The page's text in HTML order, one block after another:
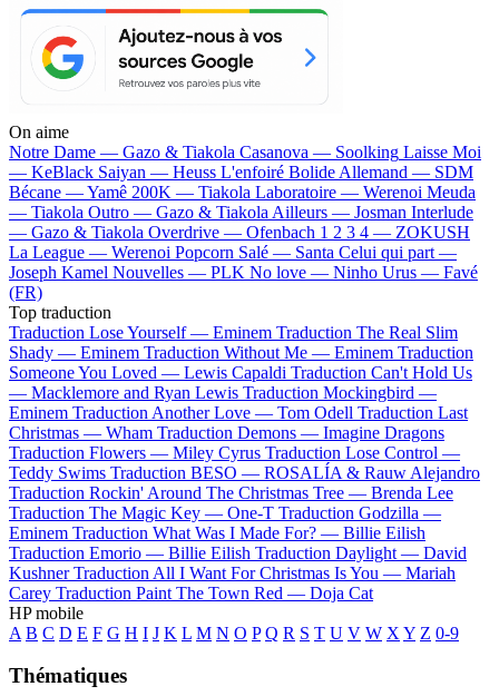
On aime
Notre Dame — Gazo & Tiakola Casanova — Soolking Laisse Moi
— KeBlack Saiyan — Heuss L'enfoiré Bolide Allemand — SDM
Bécane —Yamê 200K — Tiakola Laboratoire — Werenoi Meuda
— Tiakola Outro — Gazo & Tiakola Ailleurs — Josman Interlude
— Gazo & Tiakola Overdrive — Ofenbach 1 2 3 4 — ZOKUSH
La League — Werenoi Popcorn Salé — Santa Celui qui part —
Joseph Kamel Nouvelles — PLK No love — Ninho Urus — Favé
(FR)
Top traduction
Traduction Lose Yourself — Eminem Traduction The Real Slim
Shady — Eminem Traduction Without Me — Eminem Traduction
Someone You Loved — Lewis Capaldi Traduction Can't Hold Us
— Macklemore and Ryan Lewis Traduction Mockingbird —
Eminem Traduction Another Love — Tom Odell Traduction Last
Christmas — Wham Traduction Demons — Imagine Dragons
Traduction Flowers — Miley Cyrus Traduction Lose Control —
Teddy Swims Traduction BESO — ROSALÍA & Rauw Alejandro
Traduction Rockin' Around The Christmas Tree — Brenda Lee
Traduction The Magic Key — One-T Traduction Godzilla —
Eminem Traduction What Was I Made For? — Billie Eilish
Traduction Emorio — Billie Eilish Traduction Daylight — David
Kushner Traduction All I Want For Christmas Is You — Mariah
Carey Traduction Paint The Town Red — Doja Cat
HP mobile
A B C D E F G H I J K L M N O P Q R S T U V W X Y Z 0-9
Thématiques